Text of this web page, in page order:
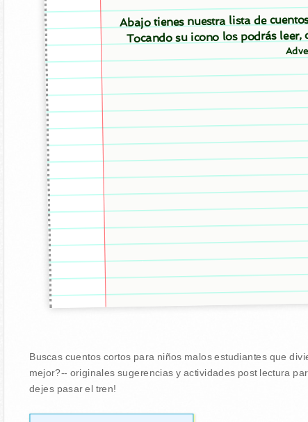
Abajo tienes nuestra lista de
Tocando su icono los podrás
Buscas cuentos cortos para niños malos estudiantes que
mejor?-- originales sugerencias y actividades post lectura
dejes pasar el tren!